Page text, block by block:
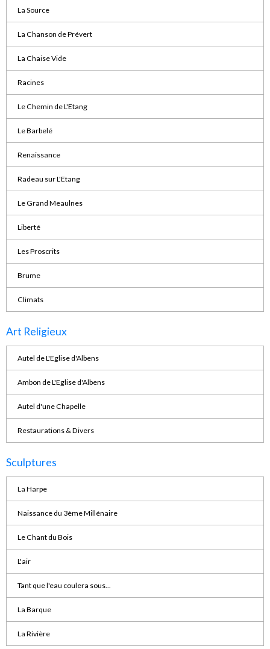
La Source
La Chanson de Prévert
La Chaise Vide
Racines
Le Chemin de L'Etang
Le Barbelé
Renaissance
Radeau sur L'Etang
Le Grand Meaulnes
Liberté
Les Proscrits
Brume
Climats
Art Religieux
Autel de L'Eglise d'Albens
Ambon de L'Eglise d'Albens
Autel d'une Chapelle
Restaurations & Divers
Sculptures
La Harpe
Naissance du 3ème Millénaire
Le Chant du Bois
L'air
Tant que l'eau coulera sous...
La Barque
La Rivière